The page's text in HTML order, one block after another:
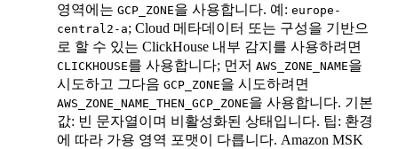
영역에는 GCP_ZONE을 사용합니다. 예: europe-
central2-a; Cloud 메타데이터 또는 구성을 기반으
로 할 수 있는 ClickHouse 내부 감지를 사용하려면
CLICKHOUSE를 사용합니다; 먼저 AWS_ZONE_NAME을
시도하고 그다음 GCP_ZONE을 시도하려면
AWS_ZONE_NAME_THEN_GCP_ZONE을 사용합니다. 기본
값: 빈 문자열이며 비활성화된 상태입니다. 팁: 환경
에 따라 가용 영역 포맷이 다릅니다. Amazon MSK